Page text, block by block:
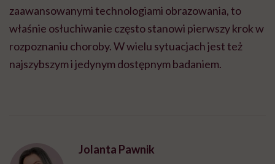
zaawansowanymi technologiami obrazowania, to
właśnie osłuchiwanie często stanowi pierwszy krok w
rozpoznaniu choroby. W wielu sytuacjach jest też
najszybszym i jedynym dostępnym badaniem.
Jolanta Pawnik